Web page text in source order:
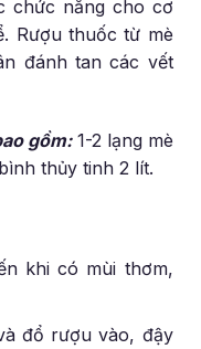
chức năng cho cơ
Rượu thuốc từ mè
đánh tan các vết
gồm:1-2 lạng mè
thủy tinh 2 lít.
khi có mùi thơm,
đổ rượu vào, đậy